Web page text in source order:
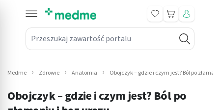
Przeszukaj zawartość portalu
Koszyk
submenu: Leki na receptę
submenu: Mama i dziecko
Medme Zdrowie Anatomia Obojczyk – gdzie i czym jest? Ból po
Obojczyk – gdzie i czym jest? Ból po